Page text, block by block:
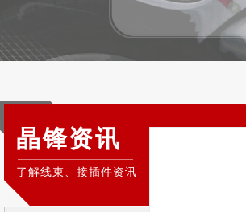
晶锋资讯
了解线束、接插件资讯